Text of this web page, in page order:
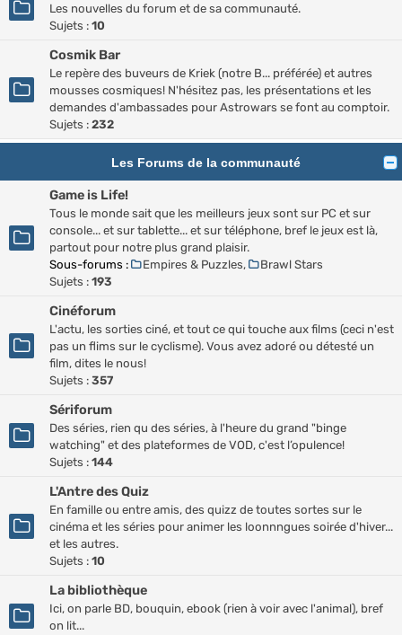
Les nouvelles du forum et de sa communauté.
Sujets : 10
Cosmik Bar
Le repère des buveurs de Kriek (notre B... préférée) et autres
mousses cosmiques! N'hésitez pas, les présentations et les
demandes d'ambassades pour Astrowars se font au comptoir.
Sujets : 232
Les Forums de la communauté
Game is Life!
Tous le monde sait que les meilleurs jeux sont sur PC et sur
console... et sur tablette... et sur téléphone, bref le jeux est là,
partout pour notre plus grand plaisir.
Sous-forums :
Empires & Puzzles,
Brawl Stars
Sujets : 193
Cinéforum
L'actu, les sorties ciné, et tout ce qui touche aux films (ceci n'est
pas un flims sur le cyclisme). Vous avez adoré ou détesté un
film, dites le nous!
Sujets : 357
Sériforum
Des séries, rien qu des séries, à l'heure du grand "binge
watching" et des plateformes de VOD, c'est l’opulence!
Sujets : 144
L'Antre des Quiz
En famille ou entre amis, des quizz de toutes sortes sur le
cinéma et les séries pour animer les loonnngues soirée d'hiver...
et les autres.
Sujets : 10
La bibliothèque
Ici, on parle BD, bouquin, ebook (rien à voir avec l'animal), bref
on lit...